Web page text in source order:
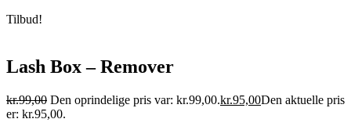
Tilbud!
Lash Box – Remover
kr.99,00 Den oprindelige pris var: kr.99,00.kr.95,00Den aktuelle pris
er: kr.95,00.